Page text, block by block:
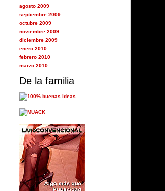
agosto 2009
septiembre 2009
octubre 2009
noviembre 2009
diciembre 2009
enero 2010
febrero 2010
marzo 2010
De la familia